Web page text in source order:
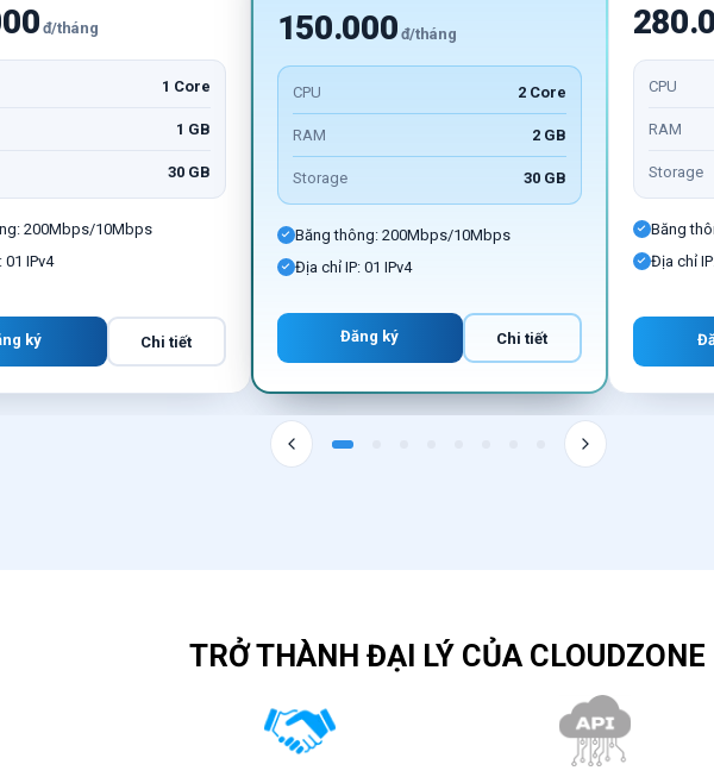
đ/tháng
1 Core
1 GB
30 GB
200Mbps/10Mbps
01 IPv4
ký Chi tiết
150.000 đ/tháng
CPU 2 Core
RAM 2 GB
Storage 30 GB
Băng thông: 200Mbps/10Mbps
Địa chỉ IP: 01 IPv4
Đăng ký Chi tiết
CPU
RAM
Storage
Băng
Địa chỉ
TRỞ THÀNH ĐẠI LÝ CỦA CLOUDZONE